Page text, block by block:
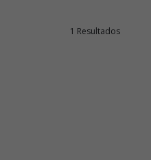
1 Resultados